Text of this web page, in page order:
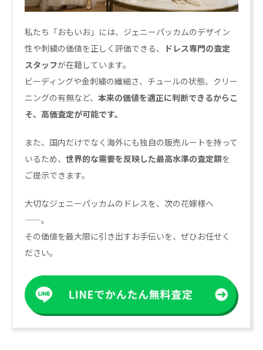
私たち「おもいお」には、ジェニーパッカムのデザイン
性や刺繍の価値を正しく評価できる、 ドレス専門の査定
スタッフが在籍しています。
ビーディングや金刺繍の繊細さ、チュールの状態、クリー
ニングの有無など、本来の価値を適正に判断できるからこ
そ、高価査定が可能です。
また、国内だけでなく海外にも独自の販売ルートを持って
いるため、世界的な需要を反映した最高水準の査定額を
ご提示できます。
大切なジェニーパッカムのドレスを、次の花嫁様へ
——。
その価値を最大限に引き出すお手伝いを、ぜひお任せく
ださい。